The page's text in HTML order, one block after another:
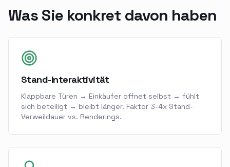
Was Sie konkret davon haben
Stand-Interaktivität
Klappbare Türen → Einkäufer öffnet selbst → fühlt
sich beteiligt → bleibt länger. Faktor 3-4x Stand-
Verweildauer vs. Renderings.